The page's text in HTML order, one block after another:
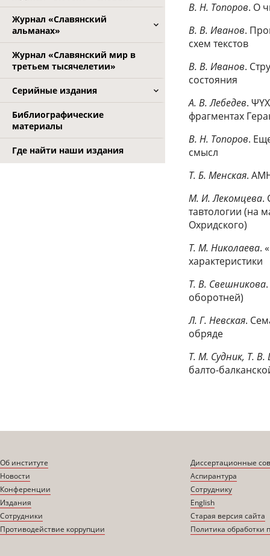
Журнал «Славянский
альманах»
Журнал «Славянский мир в
третьем тысячелетии»
Серийные издания
Библиографические
материалы
Где найти наши издания
В. Н. Топоров. О
В. В. Иванов.
схем текстов
В. В. Иванов.
состояния
A. В. Лебедев.
фрагментах
B. Н. Топоров.
смысл
Т. Б. Менская.
М. И. Лекомцева.
тавтологии (на
Охридского)
Т. М. Николаева.
характеристики
Т. В. Свешникова
оборотней)
Л. Г. Невская.
обряде
Т. М. Судник, Т. В.
балто-
Об институте
Новости
Конференции
Издания
Сотрудники
Противодействие коррупции
Диссертационные
Аспирантура
Сотруднику
English
Старая версия сайта
Политика обработки